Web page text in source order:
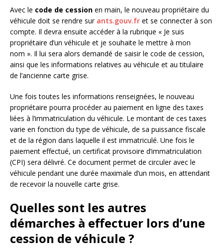
Avec le code de cession en main, le nouveau propriétaire du
véhicule doit se rendre sur ants.gouv.fr et se connecter à son
compte. Il devra ensuite accéder à la rubrique « Je suis
propriétaire d’un véhicule et je souhaite le mettre à mon
nom ». Il lui sera alors demandé de saisir le code de cession,
ainsi que les informations relatives au véhicule et au titulaire
de l’ancienne carte grise.
Une fois toutes les informations renseignées, le nouveau
propriétaire pourra procéder au paiement en ligne des taxes
liées à l’immatriculation du véhicule. Le montant de ces taxes
varie en fonction du type de véhicule, de sa puissance fiscale
et de la région dans laquelle il est immatriculé. Une fois le
paiement effectué, un certificat provisoire d’immatriculation
(CPI) sera délivré. Ce document permet de circuler avec le
véhicule pendant une durée maximale d’un mois, en attendant
de recevoir la nouvelle carte grise.
Quelles sont les autres
démarches à effectuer lors d’une
cession de véhicule ?